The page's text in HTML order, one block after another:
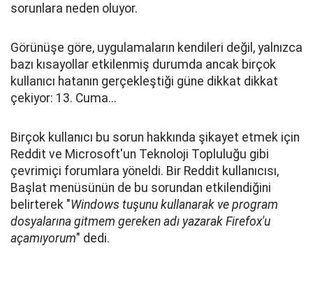
sorunlara neden oluyor.
Görünüşe göre, uygulamaların kendileri değil, yalnızca
bazı kısayollar etkilenmiş durumda ancak birçok
kullanıcı hatanın gerçekleştiği güne dikkat dikkat
çekiyor: 13. Cuma...
Birçok kullanıcı bu sorun hakkında şikayet etmek için
Reddit ve Microsoft'un Teknoloji Topluluğu gibi
çevrimiçi forumlara yöneldi. Bir Reddit kullanıcısı,
Başlat menüsünün de bu sorundan etkilendiğini
belirterek "Windows tuşunu kullanarak ve program
dosyalarına gitmem gereken adı yazarak Firefox'u
açamıyorum" dedi.